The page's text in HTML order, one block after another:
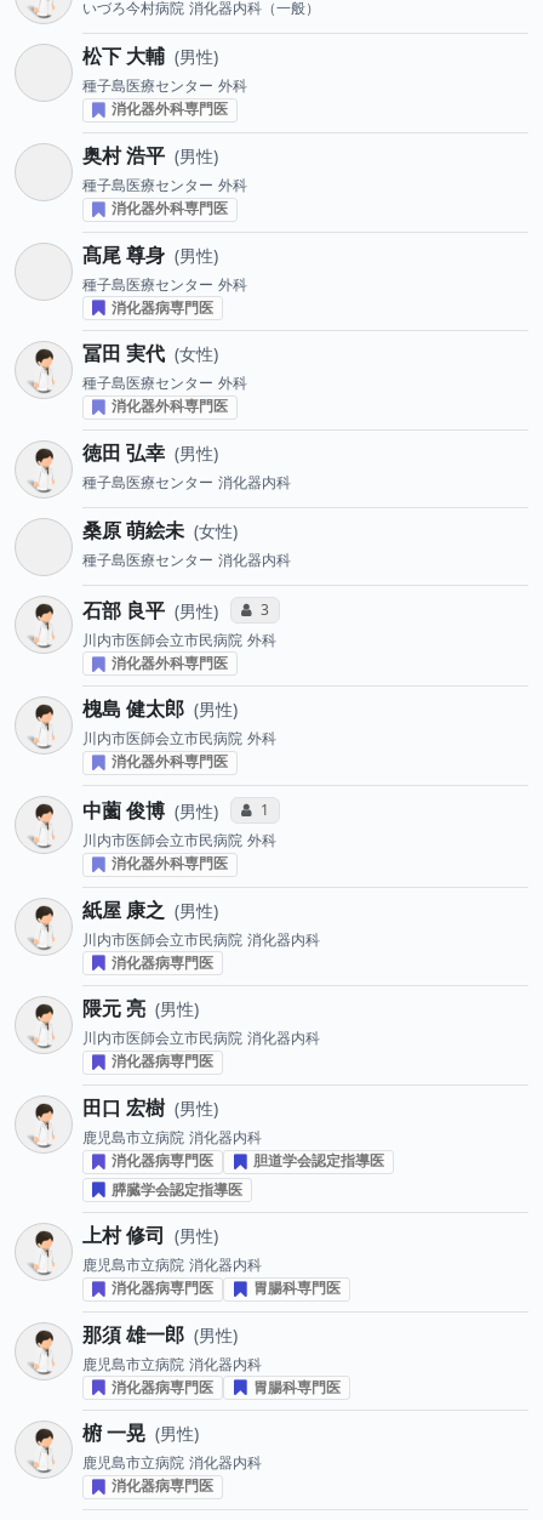
いづろ今村病院 消化器内科（一般）
松下 大輔 男性
種子島医療センター 外科
消化器外科専門医
奥村 浩平 男性
種子島医療センター 外科
消化器外科専門医
髙尾 尊身 男性
種子島医療センター 外科
消化器病専門医
冨田 実代 女性
種子島医療センター 外科
消化器外科専門医
徳田 弘幸 男性
種子島医療センター 消化器内科
桑原 萌絵未 女性
種子島医療センター 消化器内科
石部 良平 男性 コミュニケーション・タイプ投票数
3
川内市医師会立市民病院 外科
消化器外科専門医
槐島 健太郎 男性
川内市医師会立市民病院 外科
消化器外科専門医
中薗 俊博 男性 コミュニケーション・タイプ投票数
1
川内市医師会立市民病院 外科
消化器外科専門医
紙屋 康之 男性
川内市医師会立市民病院 消化器内科
消化器病専門医
隈元 亮 男性
川内市医師会立市民病院 消化器内科
消化器病専門医
田口 宏樹 男性
鹿児島市立病院 消化器内科
消化器病専門医
胆道学会認定指導医
膵臓学会認定指導医
上村 修司 男性
鹿児島市立病院 消化器内科
消化器病専門医
胃腸科専門医
那須 雄一郎 男性
鹿児島市立病院 消化器内科
消化器病専門医
胃腸科専門医
椨 一晃 男性
鹿児島市立病院 消化器内科
消化器病専門医